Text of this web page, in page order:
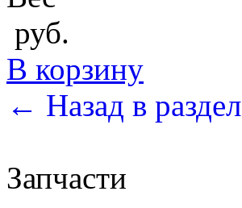
руб.
В корзину
← Назад в раздел
Запчасти